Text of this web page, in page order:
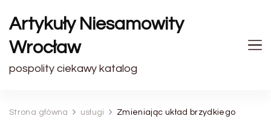
Artykuły Niesamowity
Wrocław
pospolity ciekawy katalog
Strona główna usługi
Zmieniając układ brzydkiego